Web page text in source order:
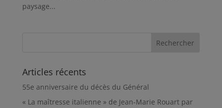
paysage...
Articles récents
55e anniversaire du décès du Général
« La maîtresse italienne » de Jean-Marie Rouart par